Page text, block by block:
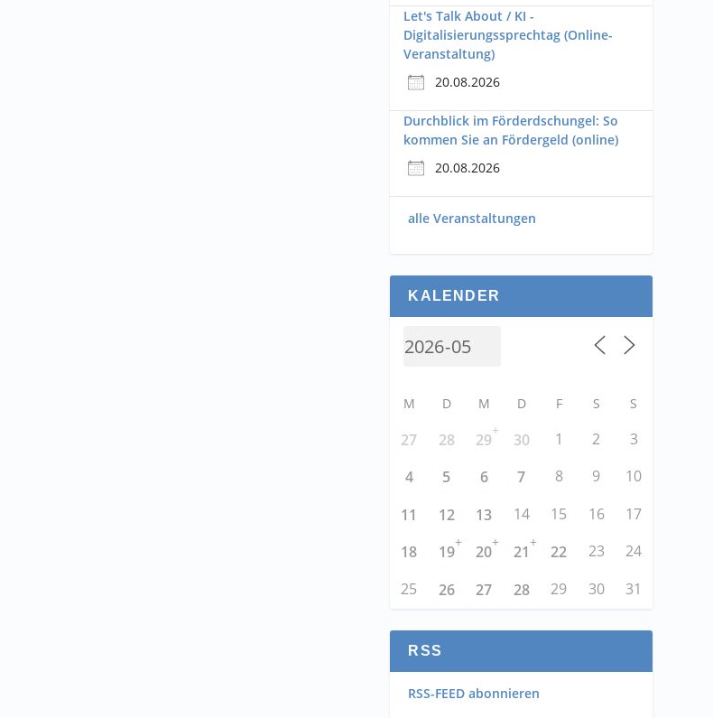
Let's Talk About / KI -
Digitalisierungssprechtag (Online-
Veranstaltung)
20.08.2026
Durchblick im Förderdschungel: So
kommen Sie an Fördergeld (online)
20.08.2026
alle Veranstaltungen
KALENDER
M D M D F S S
27 28 29
+
30 1 2
3
4
5 6 7 8 9
10
11
12 13 14 15 16
17
18
19
+
20
+
21
+
22 23
24
25
26 27 28 29 30 31
RSS
RSS-FEED abonnieren